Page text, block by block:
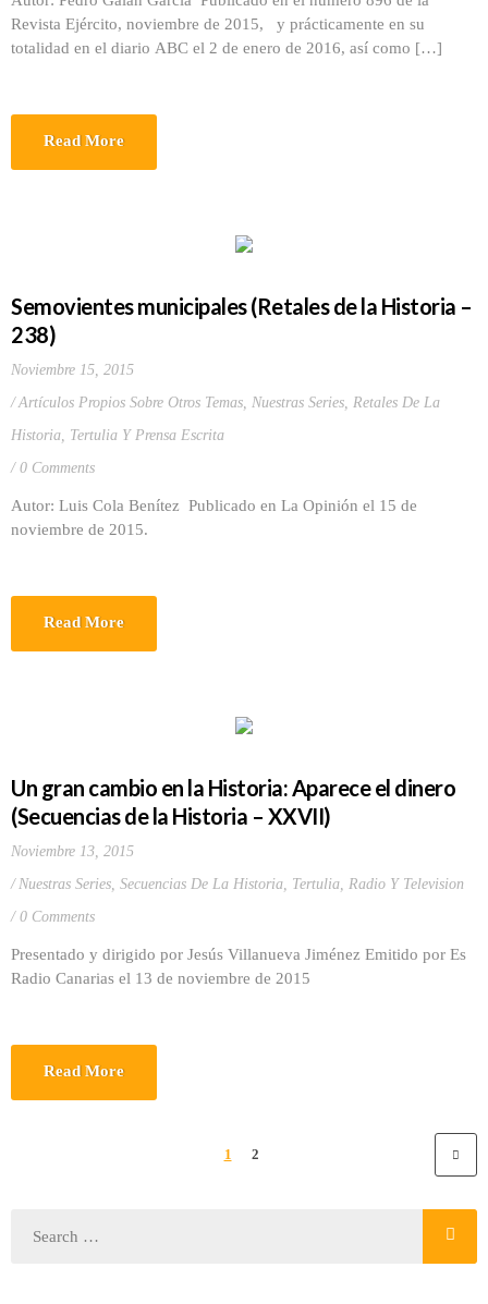
Revista Ejército, noviembre de 2015, y prácticamente en su
totalidad en el diario ABC el 2 de enero de 2016, así como […]
Read More
Semovientes municipales (Retales de la Historia –
238)
Noviembre 15, 2015
Artículos Propios Sobre Otros Temas, Nuestras Series, Retales De La
Historia, Tertulia Y Prensa Escrita
0 Comments
Autor: Luis Cola Benítez Publicado en La Opinión el 15 de
noviembre de 2015.
Read More
Un gran cambio en la Historia: Aparece el dinero
(Secuencias de la Historia – XXVII)
Noviembre 13, 2015
Nuestras Series, Secuencias De La Historia, Tertulia, Radio Y Television
0 Comments
Presentado y dirigido por Jesús Villanueva Jiménez Emitido por Es
Radio Canarias el 13 de noviembre de 2015
Read More
1 2